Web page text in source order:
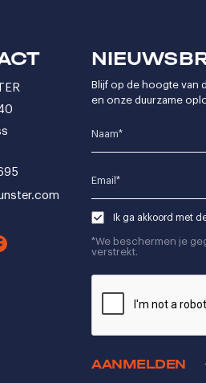
Blijf op de hoogte van
en onze duurzame
Name*
Email*
Ik ga akkoord met
*We beschermen je
verstrekt.